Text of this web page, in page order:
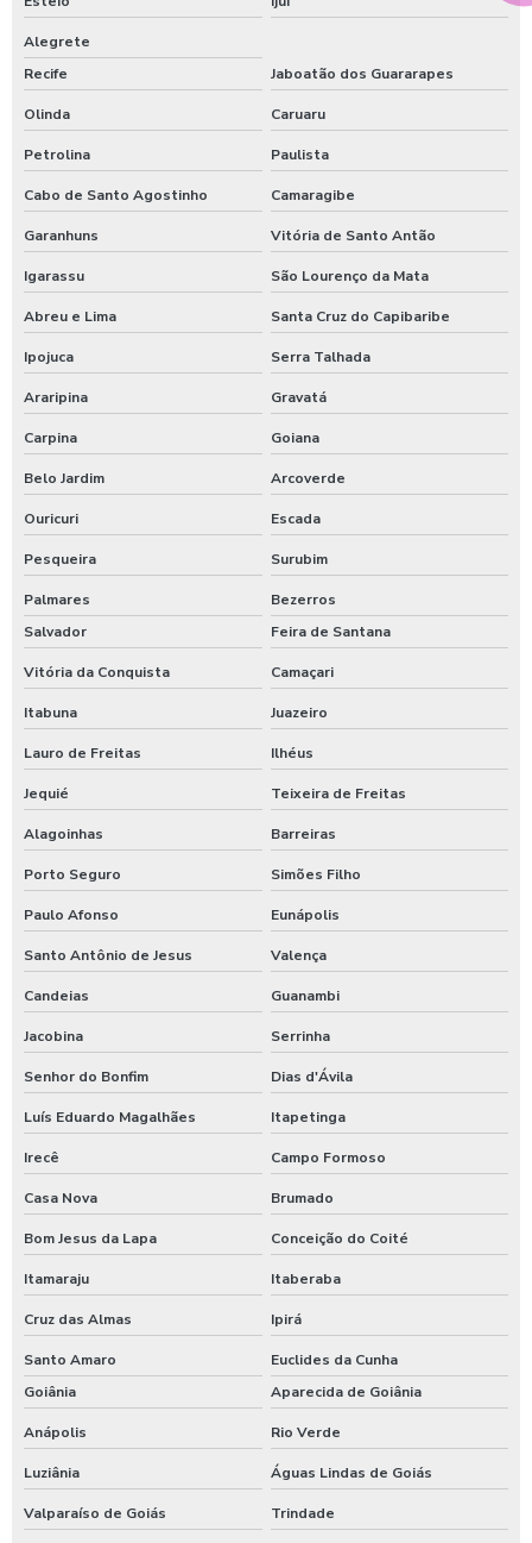
Alegrete
Recife
Jaboatão dos Guararapes
Olinda Caruaru
Petrolina Paulista
Cabo de Santo Agostinho Camaragibe
Garanhuns Vitória de Santo Antão
Igarassu São Lourenço da Mata
Abreu e Lima Santa Cruz do Capibaribe
Ipojuca Serra Talhada
Araripina Gravatá
Carpina Goiana
Belo Jardim Arcoverde
Ouricuri Escada
Pesqueira Surubim
Palmares
Bezerros
Salvador
Feira de Santana
Vitória da Conquista Camaçari
Itabuna Juazeiro
Lauro de Freitas Ilhéus
Jequié Teixeira de Freitas
Alagoinhas Barreiras
Porto Seguro Simões Filho
Paulo Afonso Eunápolis
Santo Antônio de Jesus Valença
Candeias Guanambi
Jacobina Serrinha
Senhor do Bonfim Dias d'Ávila
Luís Eduardo Magalhães Itapetinga
Irecê Campo Formoso
Casa Nova Brumado
Bom Jesus da Lapa Conceição do Coité
Itamaraju Itaberaba
Cruz das Almas Ipirá
Santo Amaro
Euclides da Cunha
Goiânia
Aparecida de Goiânia
Anápolis Rio Verde
Luziânia Águas Lindas de Goiás
Valparaíso de Goiás Trindade